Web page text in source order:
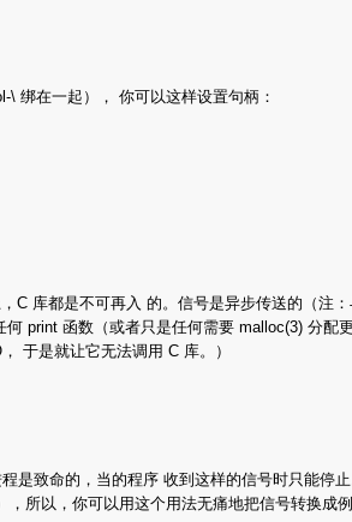
绑在一起）， 你可以这样设置句柄：
C 库都是不可再入 的。信号是异步传送的（注
print 函数（或者只是任何需要 malloc(3) 分配
于是就让它无法调用 C 库。）
是致命的，当的程序 收到这样的信号时只能停
所以，你可以用这个用法无痛地把信号转换成